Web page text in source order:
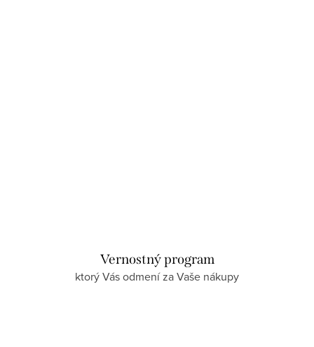
Vernostný program
ktorý Vás odmení za Vaše nákupy